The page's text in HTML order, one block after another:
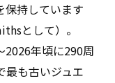
持しています
として）。
年頃に290周
最も古いジュエ